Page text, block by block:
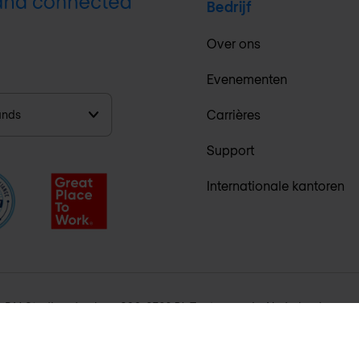
Bedrijf
Over ons
Evenementen
Carrières
Support
Internationale kantoren
Stadhouderslaan 900, 2382 BL Zoeterwoude, Nederland